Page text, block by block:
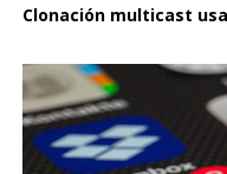
Clonación multicast